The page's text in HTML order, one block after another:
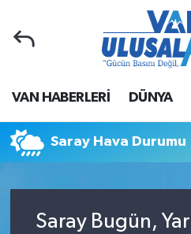
VAN HABERLERİ DÜNYA
Saray Hava Durumu
Saray Bugün,
Van Nöbetçi Eczaneler
Van Hava Durumu
Van Namaz Vakitleri
Süper Lig Puan Durumu